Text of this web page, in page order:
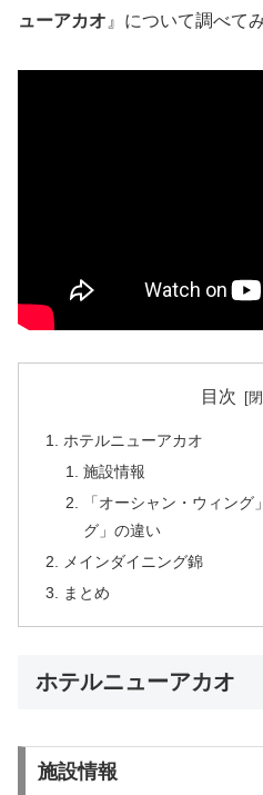
ューアカオ 』について調べて
目次
ホテルニューアカオ
施設情報
「オーシャン・ウィン
グ」の違い
メインダイニング錦
まとめ
ホテルニューアカオ
施設情報